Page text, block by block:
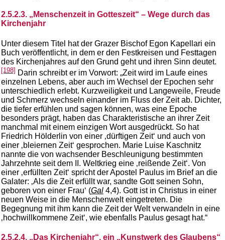
2.5.2.3. „Menschenzeit in Gotteszeit“ – Wege durch das
Kirchenjahr
Unter diesem Titel hat der Grazer Bischof Egon Kapellari ein
Buch veröffentlicht, in dem er den Festkreisen und Festtagen
des Kirchenjahres auf den Grund geht und ihren Sinn deutet.
[198] Darin schreibt er im Vorwort: „Zeit wird im Laufe eines
einzelnen Lebens, aber auch im Wechsel der Epochen sehr
unterschiedlich erlebt. Kurzweiligkeit und Langeweile, Freude
und Schmerz wechseln einander im Fluss der Zeit ab. Dichter,
die tiefer erfühlen und sagen können, was eine Epoche
besonders prägt, haben das Charakteristische an ihrer Zeit
manchmal mit einem einzigen Wort ausgedrückt. So hat
Friedrich Hölderlin von einer ‚dürftigen Zeit‘ und auch von
einer ‚bleiernen Zeit‘ gesprochen. Marie Luise Kaschnitz
nannte die von wachsender Beschleunigung bestimmten
Jahrzehnte seit dem II. Weltkrieg eine ‚reißende Zeit‘. Von
einer ‚erfüllten Zeit‘ spricht der Apostel Paulus im Brief an die
Galater: ‚Als die Zeit erfüllt war, sandte Gott seinen Sohn,
geboren von einer Frau‘ (Gal 4,4). Gott ist in Christus in einer
neuen Weise in die Menschenwelt eingetreten. Die
Begegnung mit ihm kann die Zeit der Welt verwandeln in eine
‚hochwillkommene Zeit‘, wie ebenfalls Paulus gesagt hat.“
2.5.2.4. „Das Kirchenjahr“, ein „Kunstwerk des Glaubens“